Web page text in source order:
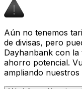
Aún no tenemos
de divisas, pero
Dayhanbank con
ahorro potencial.
ampliando